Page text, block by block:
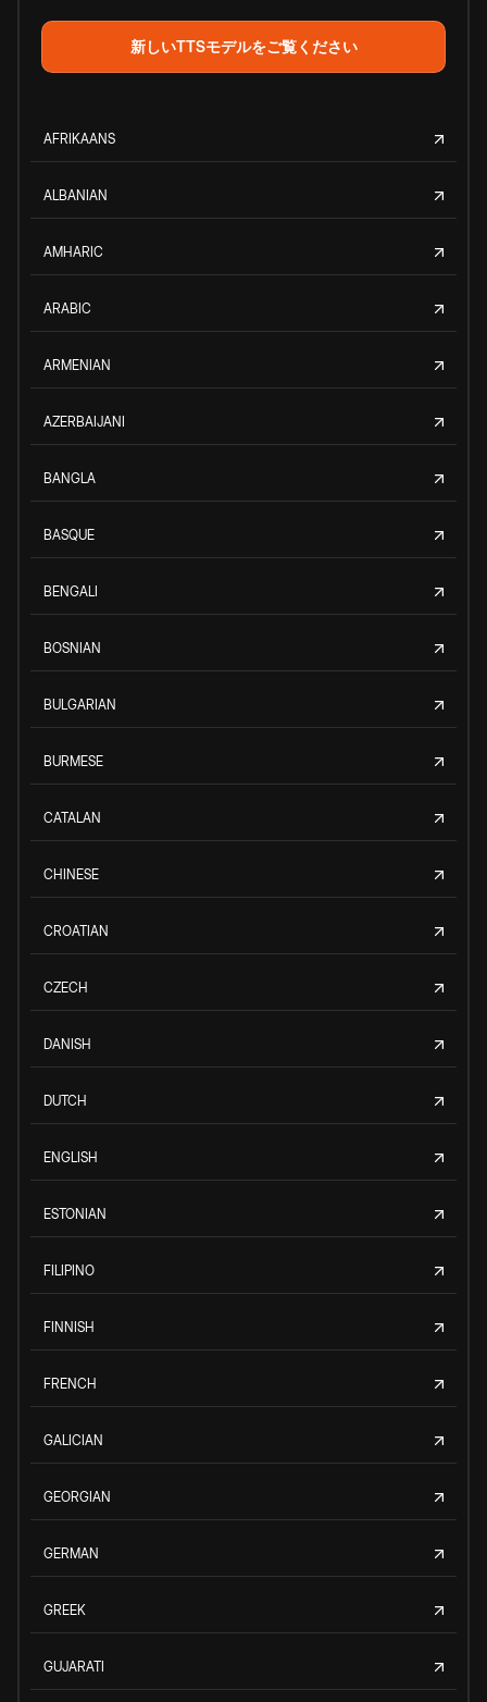
新しいTTSモデルをご覧ください
AFRIKAANS
ALBANIAN
AMHARIC
ARABIC
ARMENIAN
AZERBAIJANI
BANGLA
BASQUE
BENGALI
BOSNIAN
BULGARIAN
BURMESE
CATALAN
CHINESE
CROATIAN
CZECH
DANISH
DUTCH
ENGLISH
ESTONIAN
FILIPINO
FINNISH
FRENCH
GALICIAN
GEORGIAN
GERMAN
GREEK
GUJARATI